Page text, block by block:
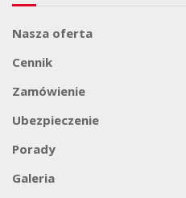
Nasza oferta
Cennik
Zamówienie
Ubezpieczenie
Porady
Galeria